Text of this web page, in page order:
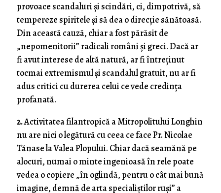
provoace scandaluri și scindări, ci, dimpotrivă, să
tempereze spiritele și să dea o direcție sănătoasă.
Din această cauză, chiar a fost părăsit de
„nepomenitorii” radicali români și greci. Dacă ar
fi avut interese de altă natură, ar fi întreținut
tocmai extremismul și scandalul gratuit, nu ar fi
adus critici cu durerea celui ce vede credința
profanată.
2.Activitatea filantropică a Mitropolitului Longhin
nu are nici o legătură cu ceea ce face Pr. Nicolae
Tănase la Valea Plopului. Chiar dacă seamănă pe
alocuri, numai o minte ingenioasă în rele poate
vedea o copiere „în oglindă, pentru o cât mai bună
imagine, demnă de arta specialiștilor ruși” a